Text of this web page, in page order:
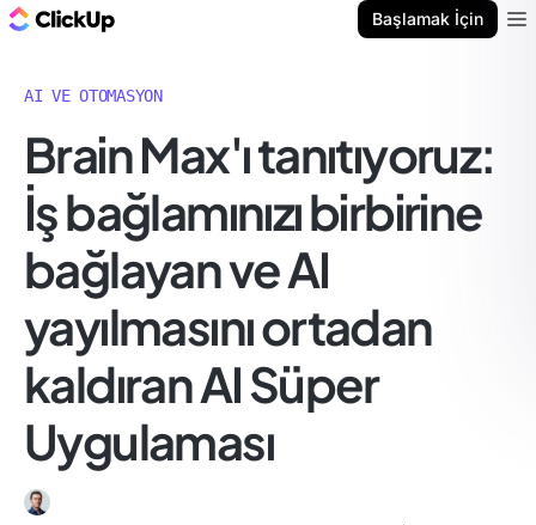
Başlamak İçin
AI VE OTOMASYON
Brain Max'ı tanıtıyoruz:
İş bağlamınızı birbirine
bağlayan ve AI
yayılmasını ortadan
kaldıran AI Süper
Uygulaması